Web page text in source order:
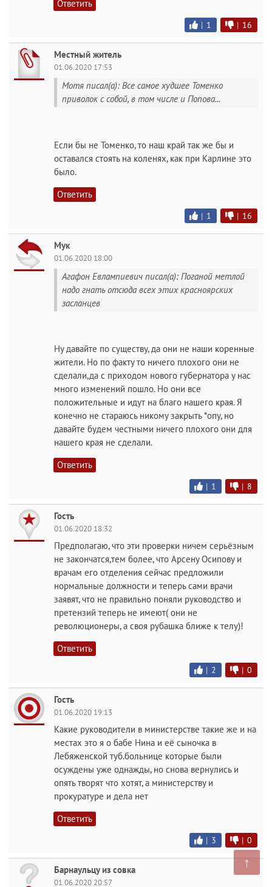
Ответить
| 1 | 16
Местный житель
01.06.2020 17:53
Мотя писал(а): Все самое худшее Томенко
приволок с собой, в том числе и Попова...
Если бы не Томенко, то наш край так же бы и
оставался стоять на коленях, как при Карлине это
было.
Ответить
| 1 | 16
Мук
01.06.2020 18:00
Агафон Евлампиевич писал(а): Поганой метлой
надо гнать отсюда всех этих красноярских
засланцев
Ну давайте по существу, да они не наши коренные
жители. Но по факту то ничего плохого они не
сделали,да с приходом нового губернатора у нас
много изменений пошло. Но они все
положительные и идут на благо нашего края. Я
конечно не стараюсь никому закрыть *опу, но
давайте будем честными ничего плохого они для
нашего края не сделали.
Ответить
| 1 | 8
Гость
01.06.2020 18:32
Предполагаю, что эти проверки ничем серьёзным
не закончатся,тем более, что Арсену Осипову и
врачам его отделения сейчас предложили
нормальные должности и теперь сами врачи
заявят, что не правильно поняли руководство и
претензий теперь не имеют( они не
революционеры, а своя рубашка ближе к телу)!
Ответить
| 2 | 0
Гость
01.06.2020 19:13
Какие руководители в министерстве такие же и на
местах это я о бабе Нина и её сыночка в
Лебяженской туб.больнице которые были
осуждены уже однажды, но снова вернулись и
опять творят что хотят, а министерству и
прокуратуре и дела нет
Ответить
| 3 | 0
Барнаульцу из совка
01.06.2020 20:57
↑